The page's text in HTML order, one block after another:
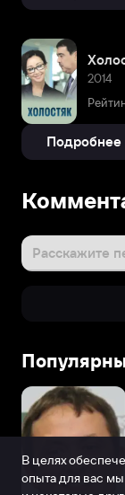
2014
Подробнее
Расскажите
В целях
опыта для вас